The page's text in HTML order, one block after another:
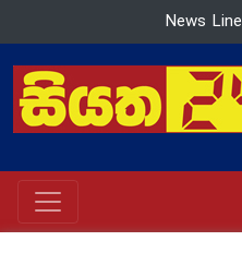
News Line